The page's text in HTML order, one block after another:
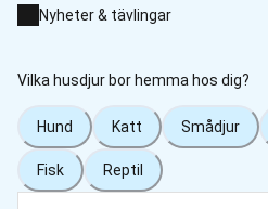
Nyheter & tävlingar
Vilka husdjur bor hemma hos dig?
Hund Katt Smådjur
Fisk Reptil